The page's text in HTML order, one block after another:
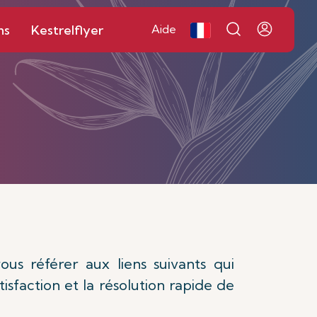
Kestrelflyer Aide
référer aux liens suivants qui
et la résolution rapide de